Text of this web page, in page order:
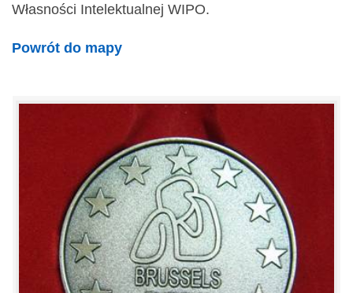
Własności Intelektualnej WIPO.
Powrót do mapy